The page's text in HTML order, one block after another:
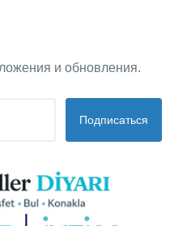
и обновления.
Подписаться